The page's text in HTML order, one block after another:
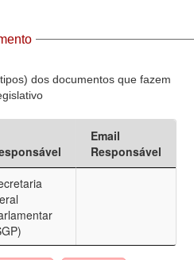
dos documentos que fazem
Email
Responsável